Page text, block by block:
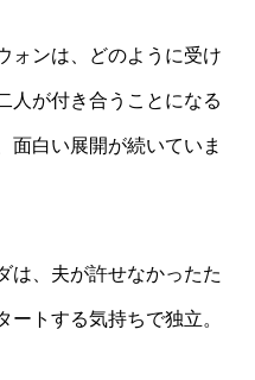
ォンは、どのように受け
人が付き合うことになる
面白い展開が続いていま
は、夫が許せなかったた
トする気持ちで独立。